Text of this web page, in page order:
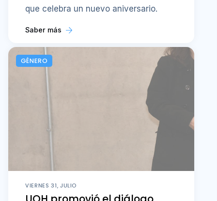
que celebra un nuevo aniversario.
Saber más
GÉNERO
VIERNES 31, JULIO